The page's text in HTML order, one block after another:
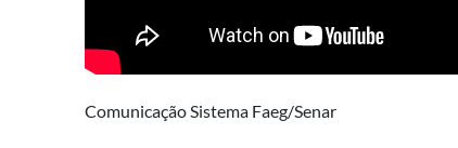
Comunicação Sistema Faeg/Senar